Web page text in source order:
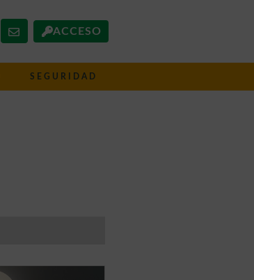
ACCESO
SEGURIDAD